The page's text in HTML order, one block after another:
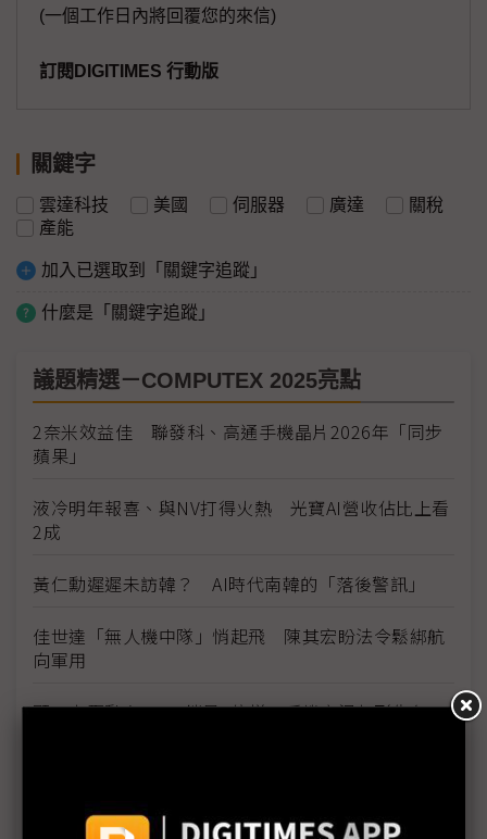
(一個工作日內將回覆您的來信)
訂閱DIGITIMES 行動版
關鍵字
雲達科技 美國 伺服器 廣達
關稅
產能
加入已選取到「關鍵字追蹤」
什麼是「關鍵字追蹤」
議題精選－COMPUTEX 2025亮點
2奈米效益佳 聯發科、高通手機晶片2026年「同步
蘋果」
液冷明年報喜、與NV打得火熱 光寶AI營收佔比上看
2成
黃仁勳遲遲未訪韓？ AI時代南韓的「落後警訊」
佳世達「無人機中隊」悄起飛 陳其宏盼法令鬆綁航
向軍用
顯示卡驅動台AI PC銷量4倍增 手機市況相形失色
和碩COMPUTEX走出幕後 機器狗「Simba」搶AI伺